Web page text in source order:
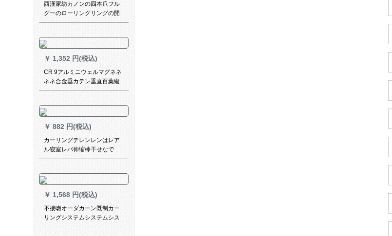
西漢家紡カノンの四本爪フル
グーのローリングリングの開
口リングが40個あります。
￥ 1,352 円(税込)
CR 9アルミニウェルマグネネ
ネネ合金垂カテン垂直百葉縦
百葉挂カルテテン断熱カルテ
YH-C 03-L 02
￥ 882 円(税込)
カーリングテレンレンはレア
ル寝室レバ伸缩棒干せなで
す。ベロダ风吕カーン棒普通
￥ 1,568 円(税込)
不接吻オーダカーン既制カー
リングシステムシステムシス
テムシステムシステムシステ